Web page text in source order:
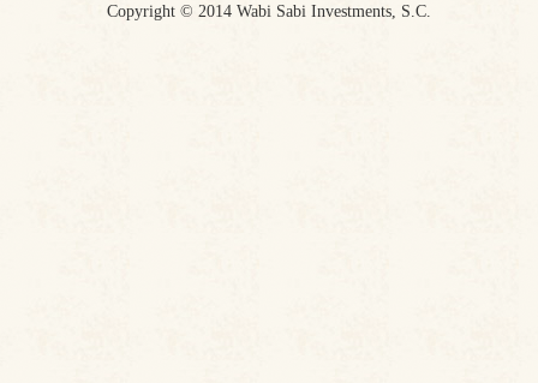
Copyright © 2014 Wabi Sabi Investments, S.C.